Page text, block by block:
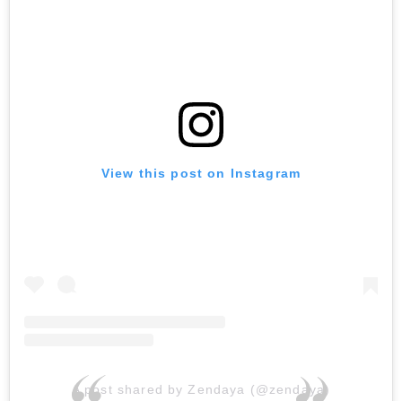
View this post on Instagram
A post shared by Zendaya (@zendaya)